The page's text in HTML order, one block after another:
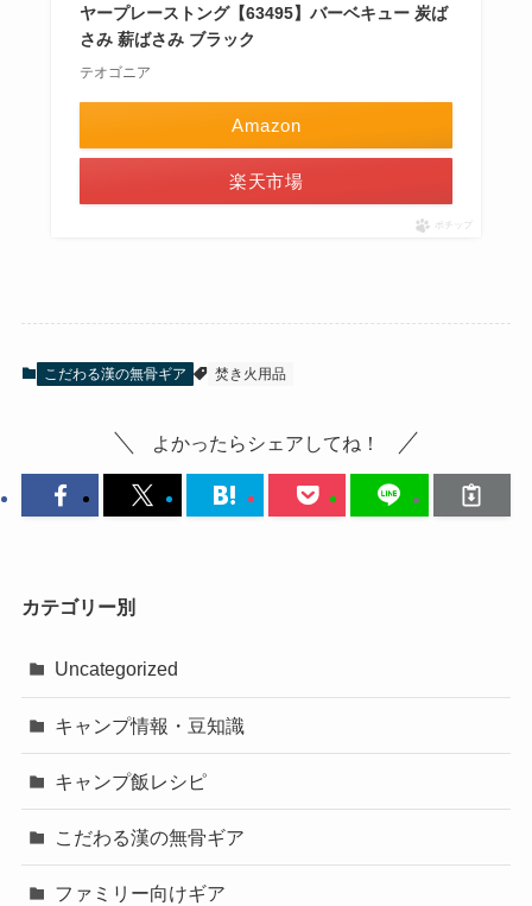
ヤープレーストング【63495】バーベキュー 炭ば
さみ 薪ばさみ ブラック
テオゴニア
Amazon
楽天市場
ポチップ
こだわる漢の無骨ギア 焚き火用品
よかったらシェアしてね！
カテゴリー別
Uncategorized
キャンプ情報・豆知識
キャンプ飯レシピ
こだわる漢の無骨ギア
ファミリー向けギア